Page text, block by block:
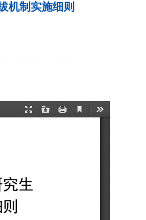
机制实施细则